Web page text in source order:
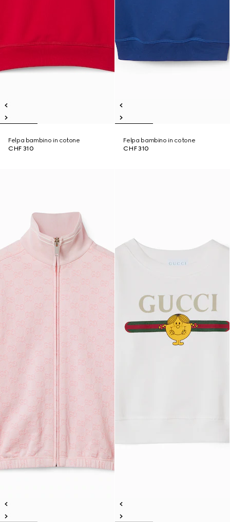
Felpa bambino in cotone
CHF 310
Felpa bambino in cotone
CHF 310